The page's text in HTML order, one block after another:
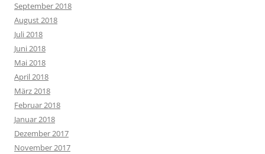
September 2018
August 2018
Juli 2018
Juni 2018
Mai 2018
April 2018
März 2018
Februar 2018
Januar 2018
Dezember 2017
November 2017